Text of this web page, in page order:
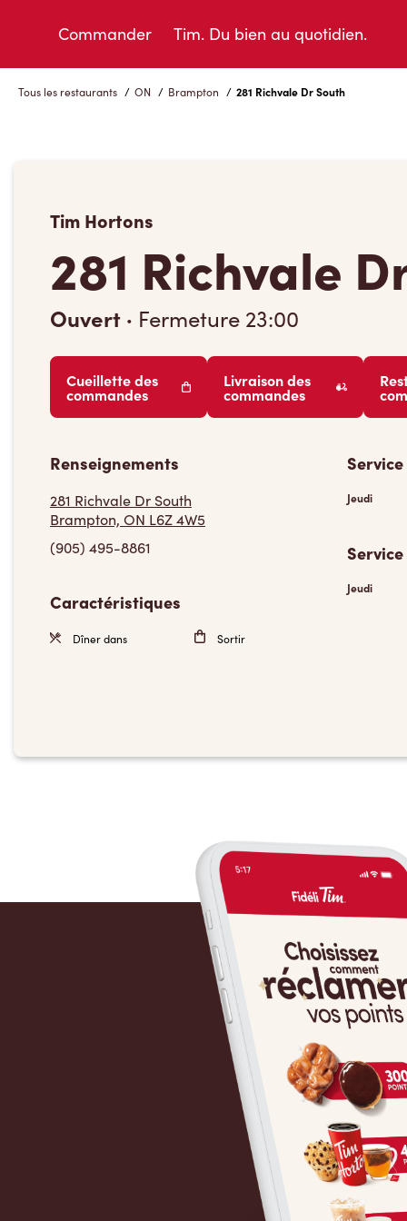
Commander Tim. Du bien au quotidien.
Tous les restaurants / ON / Brampton / 281 Richvale Dr South
Tim Hortons
281 Richvale
Ouvert · Fermeture 23:00
Cueillette des
commandes
Livraison des
commandes
Renseignements
281 Richvale Dr South
Brampton, ON L6Z 4W5
(905) 495-8861
Caractéristiques
Dîner dans Sortir
Jeudi
Jeudi